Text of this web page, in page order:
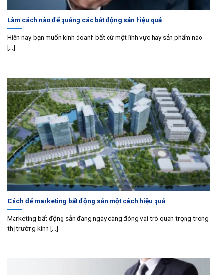
Làm cách nào để quảng cáo bất động sản hiệu quả
Hiện nay, bạn muốn kinh doanh bất cứ một lĩnh vực hay sản phẩm nào
[...]
Cách để marketing bất động sản một cách hiệu quả
Marketing bất động sản đang ngày càng đóng vai trò quan trọng trong
thị trường kinh [...]